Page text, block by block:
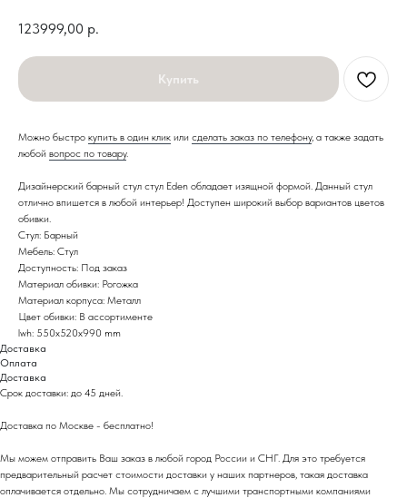
123999,00 р.
Купить
Можно быстро купить в один клик или сделать заказ по телефону, а также задать
любой вопрос по товару.
Дизайнерский барный стул стул Eden обладает изящной формой. Данный стул
отлично впишется в любой интерьер! Доступен широкий выбор вариантов цветов
обивки.
Стул: Барный
Мебель: Стул
Доступность: Под заказ
Материал обивки: Рогожка
Материал корпуса: Металл
Цвет обивки: В ассортименте
lwh: 550x520x990 mm
Доставка
Оплата
Доставка
Срок доставки: до 45 дней.
Доставка по Москве - бесплатно!
Мы можем отправить Ваш заказ в любой город России и СНГ. Для это требуется
предварительный расчет стоимости доставки у наших партнеров, такая доставка
оплачивается отдельно. Мы сотрудничаем с лучшими транспортными компаниями